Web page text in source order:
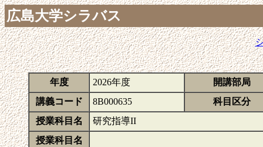
広島大学シラバス
年度 2026年度
開講部局
講義コード
8B000635
科目区分
授業科目名
研究指導II
授業科目名